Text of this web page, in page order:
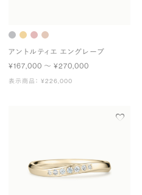
アントルティエ エングレーブ
¥167,000 〜 ¥270,000
表示商品： ¥226,000